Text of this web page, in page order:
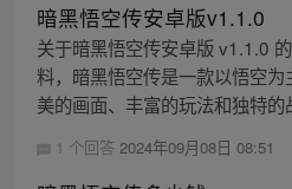
暗黑悟空传安卓版v1.1.0
关于暗黑悟空传安卓版 v1.1.0
料，暗黑悟空传是一款以悟空
美的画面、丰富的玩法和独特的
1 个回答 2024年09月08日 08:51